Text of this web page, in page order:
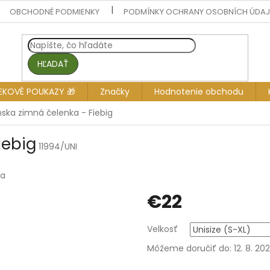
OBCHODNÉ PODMIENKY PODMÍNKY OCHRANY OSOBNÍCH
HĽADAŤ
POUKAZY 🎁 Značky Hodnotenie obchodu
zimná čelenka - Fiebig
11994/UNI
€22
Jednotková
cena:
Velkosť
Môžeme doručiť do: 12. 8.